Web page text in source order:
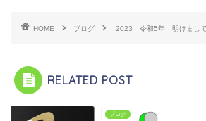
HOME ブログ 2023 令和5年 明けまして
RELATED POST
ブログ